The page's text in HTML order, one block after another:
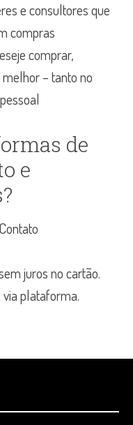
e consultores que
compras
comprar,
– tanto no
de
e
juros no cartão.
via plataforma.